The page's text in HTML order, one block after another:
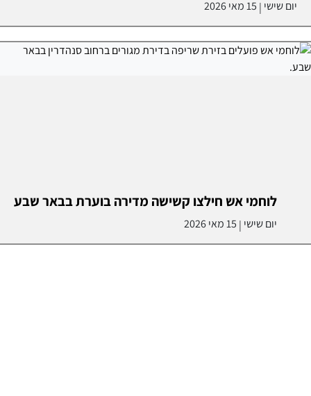
יום שישי | 15 מאי 2026
לוחמי אש חילצו קשישה מדירה בוערת בבאר שבע
יום שישי | 15 מאי 2026